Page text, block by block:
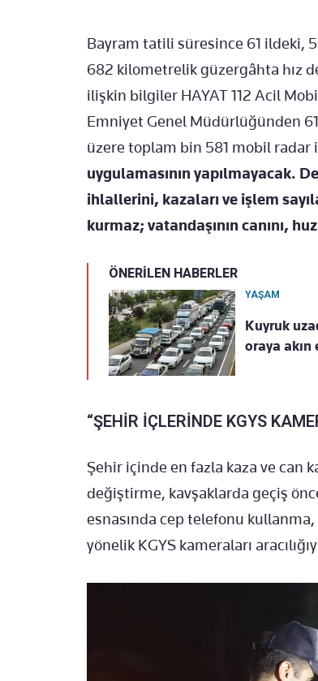
Bayram tatili süresince 61 ildeki,
682 kilometrelik güzergâhta hız
ilişkin bilgiler HAYAT 112 Acil
Emniyet Genel Müdürlüğünden
üzere toplam bin 581 mobil
uygulamasının yapılmayacak.
ihlallerini, kazaları ve işlem
kurmaz; vatandaşının canını,
ÖNERİLEN HABERLER
YAŞAM
Kuyruk
oraya akın
“ŞEHİR İÇLERİNDE KGYS
Şehir içinde en fazla kaza ve can
değiştirme, kavşaklarda geçiş
esnasında cep telefonu kullanma,
yönelik KGYS kameraları